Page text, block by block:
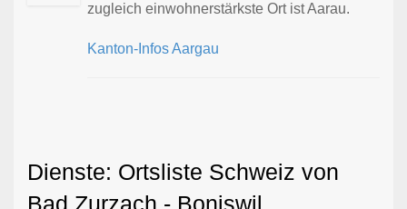
zugleich einwohnerstärkste Ort ist Aarau.
Kanton-Infos Aargau
Dienste: Ortsliste Schweiz von
Bad Zurzach - Boniswil